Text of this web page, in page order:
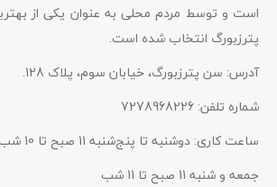
است و توسط مردم محلی به عنوان یکی از
پترزبورگ انتخاب شده است.
آدرس: سن پترزبورگ، خیابان سوم، پلاک 128.
شماره تلفن: 7278968226
ساعت کاری: دوشنبه تا پنج‌شنبه 11 صبح تا 10 شب
جمعه و شنبه 11 صبح تا 11 شب